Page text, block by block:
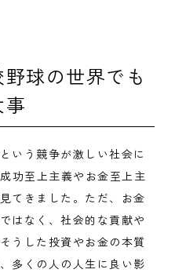
球の世界でも
いう競争が激しい社会に
功至上主義やお金至上主
てきました。ただ、お金
はなく、社会的な貢献や
うした投資やお金の本質
多くの人の人生に良い影